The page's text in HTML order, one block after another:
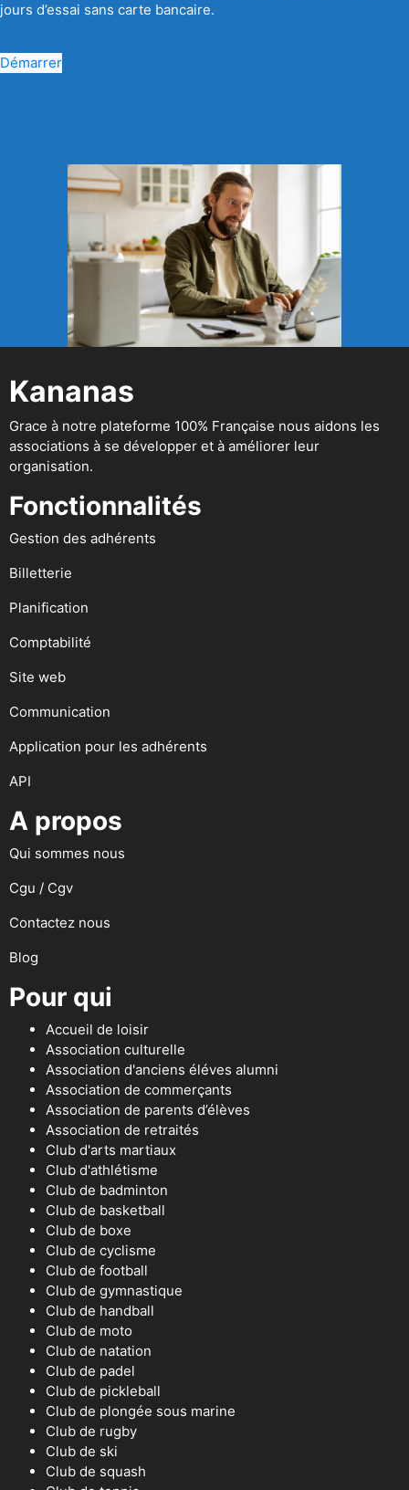
jours d’essai sans carte bancaire.
Démarrer
Kananas
Grace à notre plateforme 100% Française nous aidons les
associations à se développer et à améliorer leur
organisation.
Fonctionnalités
Gestion des adhérents
Billetterie
Planification
Comptabilité
Site web
Communication
Application pour les adhérents
API
A propos
Qui sommes nous
Cgu / Cgv
Contactez nous
Blog
Pour qui
Accueil de loisir
Association culturelle
Association d'anciens éléves alumni
Association de commerçants
Association de parents d’élèves
Association de retraités
Club d'arts martiaux
Club d'athlétisme
Club de badminton
Club de basketball
Club de boxe
Club de cyclisme
Club de football
Club de gymnastique
Club de handball
Club de moto
Club de natation
Club de padel
Club de pickleball
Club de plongée sous marine
Club de rugby
Club de ski
Club de squash